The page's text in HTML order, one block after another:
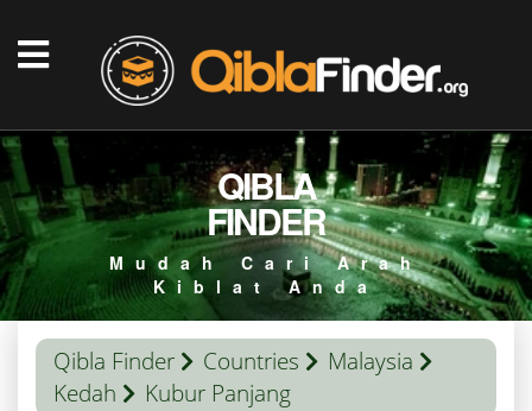
QIBLA
FINDER
Mudah Cari Arah
Kiblat Anda
Qibla Finder Countries
Malaysia
Kedah
Kubur Panjang